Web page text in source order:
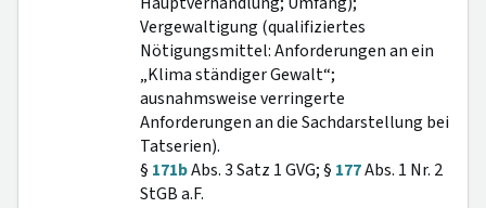
Vergewaltigung (qualifiziertes
Nötigungsmittel: Anforderungen an ein
„Klima ständiger Gewalt“;
ausnahmsweise verringerte
Anforderungen an die Sachdarstellung bei
Tatserien).
§ 171bAbs. 3 Satz 1 GVG; § 177Abs. 1 Nr. 2
StGB a.F.